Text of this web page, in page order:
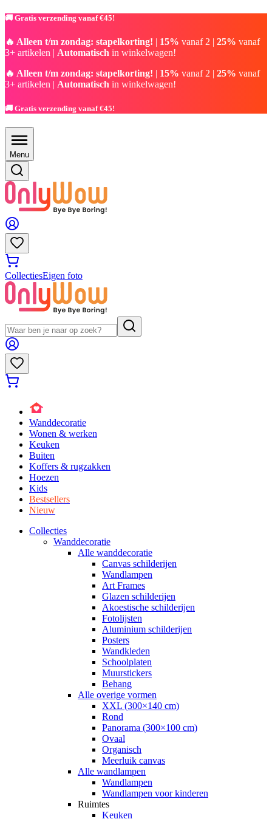
🚚 Gratis verzending vanaf €45!
🔥 Alleen t/m zondag: stapelkorting! | 15% vanaf 2 | 25% vanaf
3+ artikelen | Automatisch in winkelwagen!
🔥 Alleen t/m zondag: stapelkorting! | 15% vanaf 2 | 25% vanaf
3+ artikelen | Automatisch in winkelwagen!
🚚 Gratis verzending vanaf €45!
Menu
CollectiesEigen foto
Wanddecoratie
Wonen & werken
Keuken
Buiten
Koffers & rugzakken
Hoezen
Kids
Bestsellers
Nieuw
Collecties
Wanddecoratie
Alle wanddecoratie
Canvas schilderijen
Wandlampen
Art Frames
Glazen schilderijen
Akoestische schilderijen
Fotolijsten
Aluminium schilderijen
Posters
Wandkleden
Schoolplaten
Muurstickers
Behang
Alle overige vormen
XXL (300×140 cm)
Rond
Panorama (300×100 cm)
Ovaal
Organisch
Meerluik canvas
Alle wandlampen
Wandlampen
Wandlampen voor kinderen
Ruimtes
Keuken